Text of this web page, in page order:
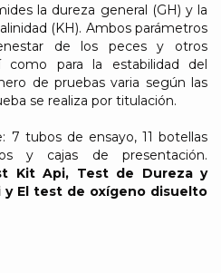
la dureza general (GH) y la
(KH). Ambos parámetros
de los peces y otros
como para la estabilidad del
de pruebas varia según las
se realiza por titulación.
7 tubos de ensayo, 11 botellas
y cajas de presentación.
Kit Api, Test de Dureza y
y El test de oxígeno disuelto